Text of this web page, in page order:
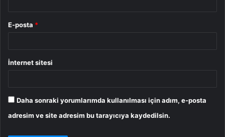
E-posta *
İnternet sitesi
Daha sonraki yorumlarımda kullanılması için adım, e-posta
adresim ve site adresim bu tarayıcıya kaydedilsin.